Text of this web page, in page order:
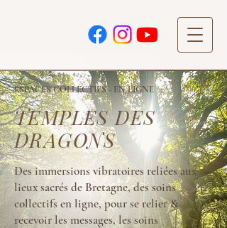
ESPACES COLLECTIFS - EN LIGNE
TEMPLES DES
DRAGONS
Des immersions vibratoires reliées aux
lieux sacrés de Bretagne, des soins
collectifs en ligne, pour se relier &
recevoir les messages, les soins